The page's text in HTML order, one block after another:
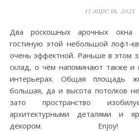
15 апреля, 2025
Два роскошных арочных окна делают открытую
гостиную этой небольшой лофт-
очень эффектной. Раньше в этом
склад, о чём напоминают также и
интерьерах. Общая площадь
большая, да и высота потолков
зато пространство
архитектурными деталями и
декором. Enjoy!